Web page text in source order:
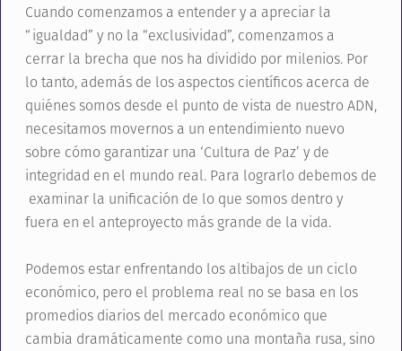
Cuando comenzamos a entender y a apreciar la
“igualdad” y no la “exclusividad”, comenzamos a
cerrar la brecha que nos ha dividido por milenios. Por
lo tanto, además de los aspectos científicos acerca de
quiénes somos desde el punto de vista de nuestro ADN,
necesitamos movernos a un entendimiento nuevo
sobre cómo garantizar una ‘Cultura de Paz’ y de
integridad en el mundo real. Para lograrlo debemos de
examinar la unificación de lo que somos dentro y
fuera en el anteproyecto más grande de la vida.
Podemos estar enfrentando los altibajos de un ciclo
económico, pero el problema real no se basa en los
promedios diarios del mercado económico que
cambia dramáticamente como una montaña rusa, sino